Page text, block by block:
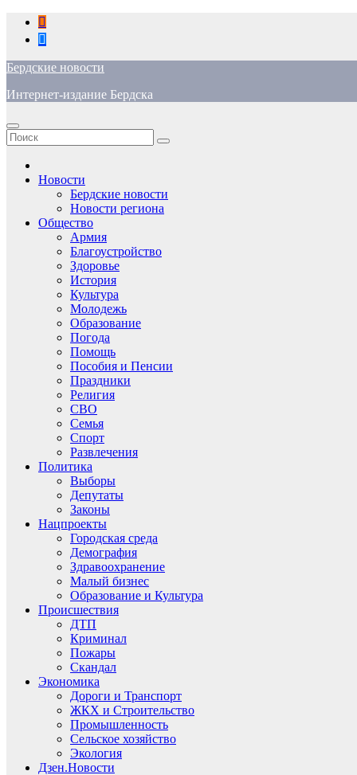
Перейти
содержимому
Бердские новости
Интернет-издание Бердска
Новости
Бердские новости
Новости региона
Общество
Армия
Благоустройство
Здоровье
История
Культура
Молодежь
Образование
Погода
Помощь
Пособия и Пенсии
Праздники
Религия
СВО
Семья
Спорт
Развлечения
Политика
Выборы
Депутаты
Законы
Нацпроекты
Городская среда
Демография
Здравоохранение
Малый бизнес
Образование и Культура
Происшествия
ДТП
Криминал
Пожары
Скандал
Экономика
Дороги и Транспорт
ЖКХ и Строительство
Промышленность
Сельское хозяйство
Экология
Дзен.Новости